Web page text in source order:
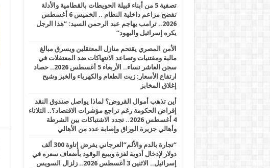
تصفية 5 من أبناء قبيلة الحويطات بالقطامية والأدلة
تفضح مزاعم داخلية النظام .. الخميس 6 أغسطس
2026.. ترامب يهاجم عبد الرحمن السيد: “هذا الرجل
يكره إسرائيل واليهود”
الأمن المصري يقتحم منازل المعتقلين ويسرق مبالغ
مالية ومقتنيات وتصاعد الانتهاكات ضد المعتقلات في
سجن العاشر نساء.. الأربعاء 5 أغسطس 2026.. حصاد
ارتفاع الأسعار: زيت الطعام والكهرباء والخبز وشبح
إغلاق المخابز
أين تذهب أموال القروض؟ لماذا يواصل صندوق النقد
إقراض الحكومة رغم تراجع مؤشرات الاقتصاد؟.. الثلاثاء
4 أغسطس 2026.. تجدد الاشتباكات بين الشرطة
وأهالي جزيرة الوراق وإصابة عدد من الأهالي
“تجارة بالدم والألم”العرجاني يفرض إتاوة 300 ألف
دولار لإدخال أدوية لغزة ويبيع الوقود بأضعاف سعره في
إسرائيل.. الاثنين 3 أغسطس 2026.. زلزال السويس